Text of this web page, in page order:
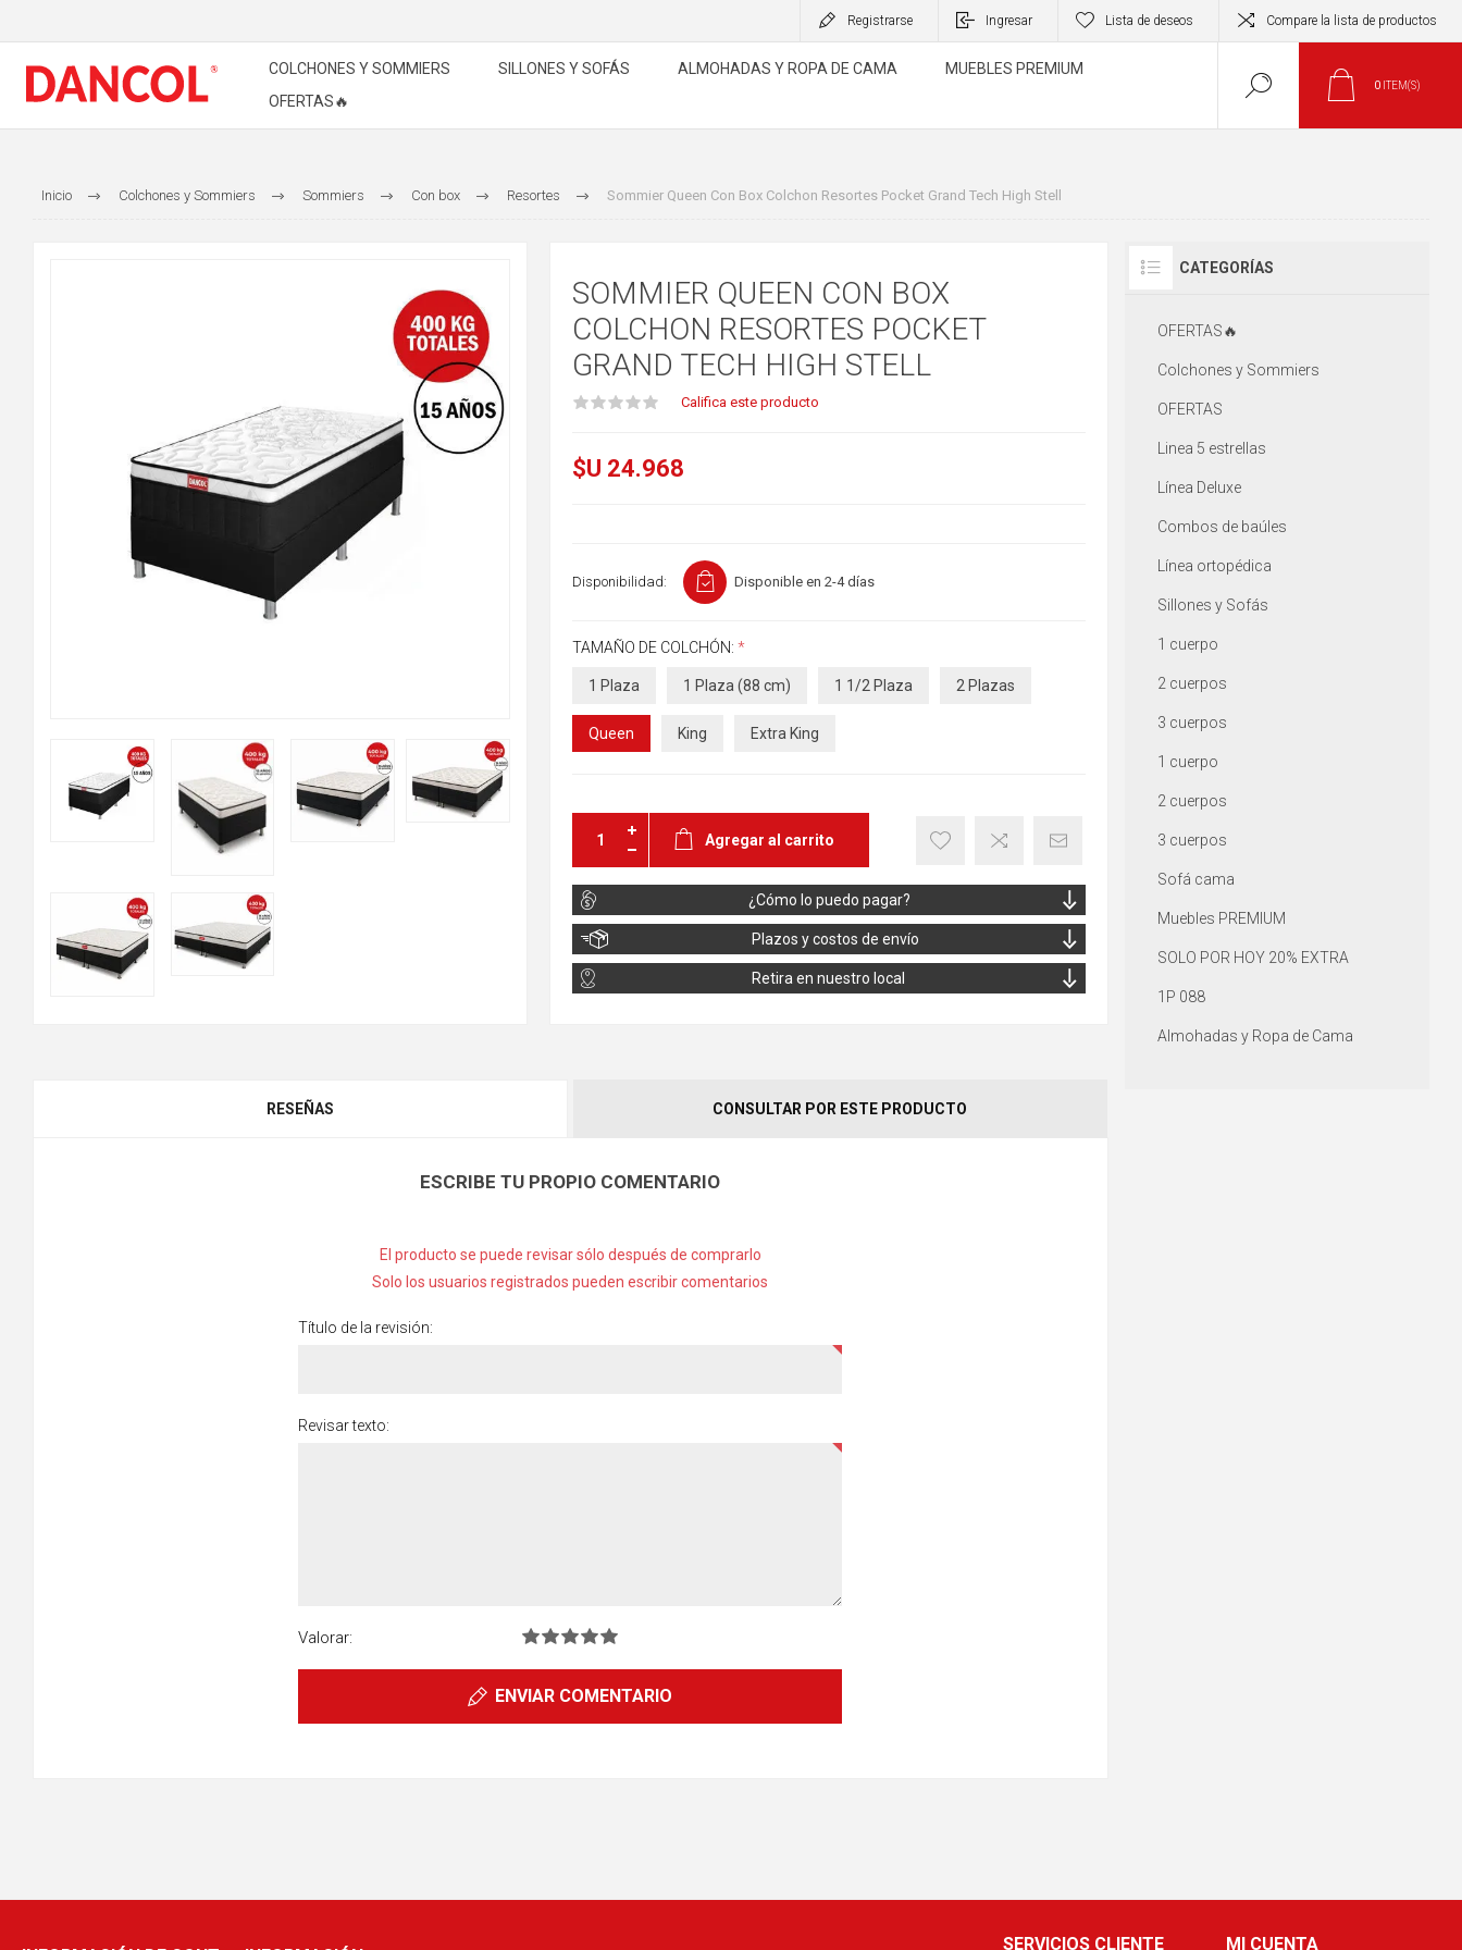
Registrarse Ingresar Lista de deseos Compare la lista de productos
COLCHONES Y SOMMIERS SILLONES Y SOFÁS ALMOHADAS Y ROPA DE CAMA
MUEBLES PREMIUM
OFERTAS🔥
0 ITEM(S)
Inicio Colchones y Sommiers Sommiers Con box Resortes Sommier Queen Con Box Colchon Resortes Pocket Grand Tech High Stell
SOMMIER QUEEN CON BOX
COLCHON RESORTES POCKET
GRAND TECH HIGH STELL
Califica este producto
$U 24.968
Disponibilidad: Disponible en 2-4 días
TAMAÑO DE COLCHÓN: *
1 Plaza 1 Plaza (88 cm) 1 1/2 Plaza 2 Plazas
Queen King Extra King
Agregar al carrito
¿Cómo lo puedo pagar?
Plazos y costos de envío
Retira en nuestro local
RESEÑAS CONSULTAR POR ESTE PRODUCTO
ESCRIBE TU PROPIO COMENTARIO
El producto se puede revisar sólo después de comprarlo
Solo los usuarios registrados pueden escribir comentarios
Título de la revisión:
Revisar texto:
Valorar:
ENVIAR COMENTARIO
CATEGORÍAS
OFERTAS🔥
Colchones y Sommiers
OFERTAS
Linea 5 estrellas
Línea Deluxe
Combos de baúles
Línea ortopédica
Sillones y Sofás
1 cuerpo
2 cuerpos
3 cuerpos
1 cuerpo
2 cuerpos
3 cuerpos
Sofá cama
Muebles PREMIUM
SOLO POR HOY 20% EXTRA
1P 088
Almohadas y Ropa de Cama
SERVICIOS CLIENTE MI CUENTA